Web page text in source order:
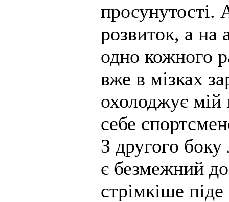
просунутості.
розвиток, а на
одно кожного
вже в мізках
охолоджує мій
себе
З другого
є безмежний
стрімкіше